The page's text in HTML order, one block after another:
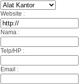
Website :
Nama :
Telp/HP :
Email :